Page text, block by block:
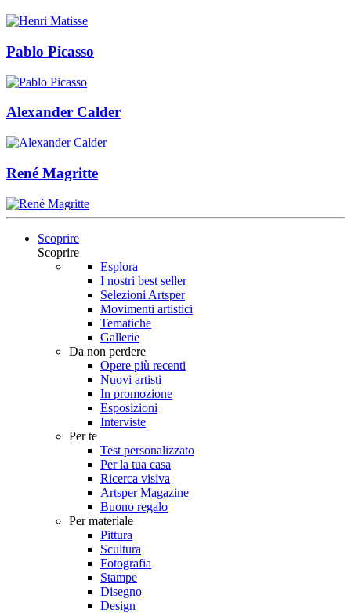
Pablo Picasso
Alexander Calder
René Magritte
Scoprire
Scoprire
Esplora
I nostri best seller
Selezioni Artsper
Movimenti artistici
Tematiche
Gallerie
Da non perdere
Opere più recenti
Nuovi artisti
In promozione
Esposizioni
Interviste
Per te
Test personalizzato
Per la tua casa
Ricerca visiva
Artsper Magazine
Buono regalo
Per materiale
Pittura
Scultura
Fotografia
Stampe
Disegno
Design